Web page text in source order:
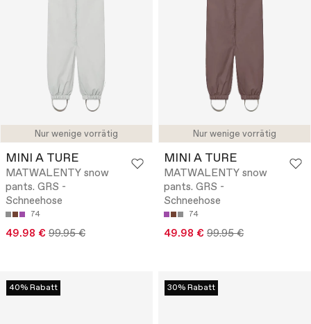
Nur wenige vorrätig
MINI A TURE
MATWALENTY snow
pants. GRS -
Schneehose
74
49.98 € 99.95 €
Nur wenige vorrätig
MINI A TURE
MATWALENTY snow
pants. GRS -
Schneehose
74
49.98 € 99.95 €
40% Rabatt 30% Rabatt